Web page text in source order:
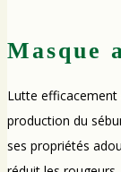
Masque
Lutte efficacement
production du
ses propriétés